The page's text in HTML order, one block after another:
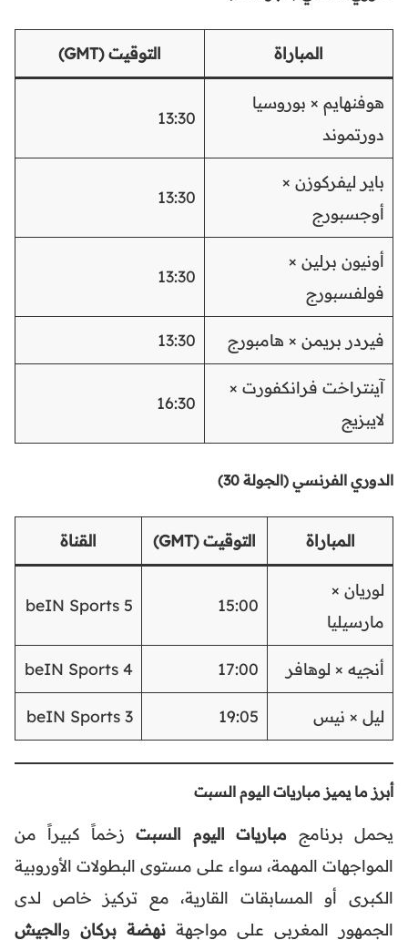
المباراة التوقيت (GMT)
هوفنهايم × بوروسيا
دورتموند
13:30
باير ليفركوزن ×
أوجسبورج
13:30
أونيون برلين ×
فولفسبورج
13:30
فيردر بريمن × هامبورج 13:30
آينتراخت فرانكفورت ×
لايبزيج
16:30
الدوري الفرنسي (الجولة 30)
المباراة التوقيت (GMT) القناة
لوريان ×
مارسيليا
15:00
beIN Sports 5
أنجيه × لوهافر 17:00
beIN Sports 4
ليل × نيس 19:05
beIN Sports 3
أبرز ما يميز مباريات اليوم السبت
يحمل برنامج مباريات اليوم السبتزخماً كبيراً من
المواجهات المهمة، سواء على مستوى البطولات الأوروبية
الكبرى أو المسابقات القارية، مع تركيز خاص لدى
الجمهور المغربي على مواجهةنهضة بركان والجيش